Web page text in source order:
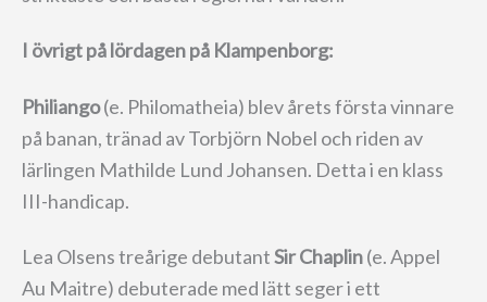
I övrigt på lördagen på Klampenborg:
Philiango(e. Philomatheia) blev årets första vinnare
på banan, tränad av Torbjörn Nobel och riden av
lärlingen Mathilde Lund Johansen. Detta i en klass
III-handicap.
Lea Olsens treårige debutantSir Chaplin(e. Appel
Au Maitre) debuterade med lätt seger i ett